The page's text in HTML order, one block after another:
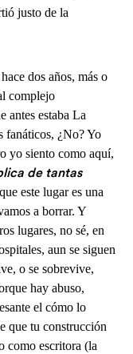
justo de la
dos años, más o
complejo
antes estaba La
fanáticos, ¿No? Yo
yo siento como aquí,
de tantas
este lugar es una
a borrar. Y
lugares, no sé, en
aun se siguen
o se sobrevive,
hay abuso,
el cómo lo
que tu construcción
como escritora (la